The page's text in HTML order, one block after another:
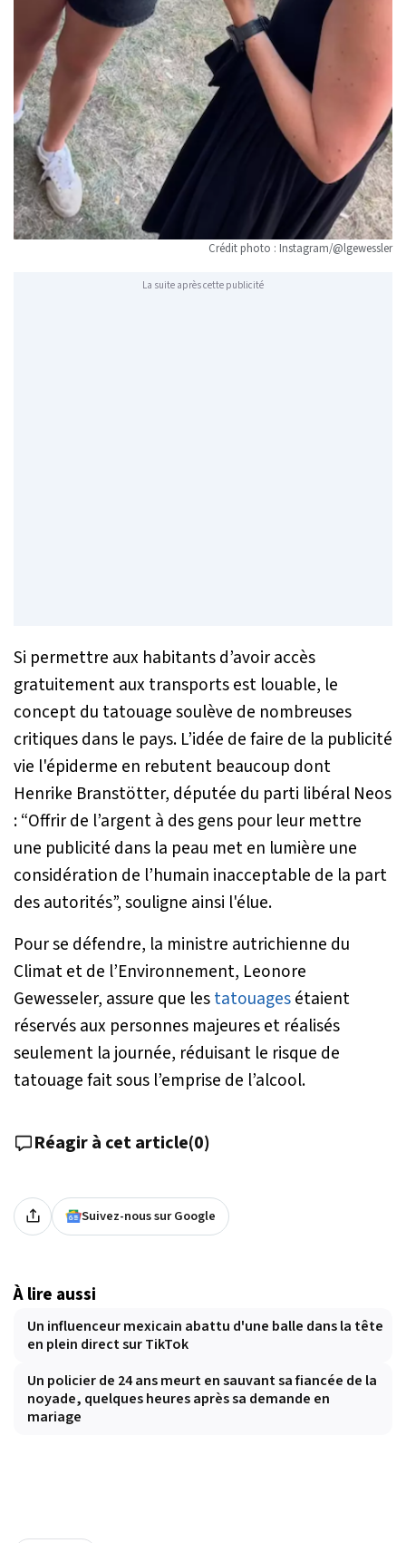
Crédit photo : Instagram/@lgewessler
La suite après cette publicité
Si permettre aux habitants d’avoir accès
gratuitement aux transports est louable, le
concept du tatouage soulève de nombreuses
critiques dans le pays. L’idée de faire de la publicité
vie l'épiderme en rebutent beaucoup dont
Henrike Branstötter, députée du parti libéral Neos
: “Offrir de l’argent à des gens pour leur mettre
une publicité dans la peau met en lumière une
considération de l’humain inacceptable de la part
des autorités”, souligne ainsi l'élue.
Pour se défendre, la ministre autrichienne du
Climat et de l’Environnement, Leonore
Gewesseler, assure que lestatouagesétaient
réservés aux personnes majeures et réalisés
seulement la journée, réduisant le risque de
tatouage fait sous l’emprise de l’alcool.
Réagir à cet article(0)
Suivez-nous sur Google
À lire aussi
Un influenceur mexicain abattu d'une balle dans la tête
en plein direct sur TikTok
Un policier de 24 ans meurt en sauvant sa fiancée de la
noyade, quelques heures après sa demande en
mariage